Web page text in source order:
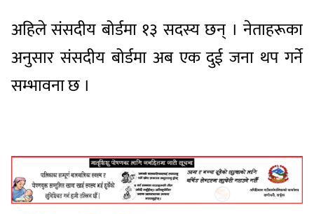
अहिले संसदीय बोर्डमा १३ सदस्य छन् । नेताहरूका
अनुसार संसदीय बोर्डमा अब एक दुई जना थप गर्ने
सम्भावना छ ।